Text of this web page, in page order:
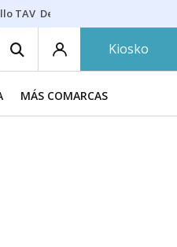
TAV Derrama vecinos
Kiosko
MÁS COMARCAS